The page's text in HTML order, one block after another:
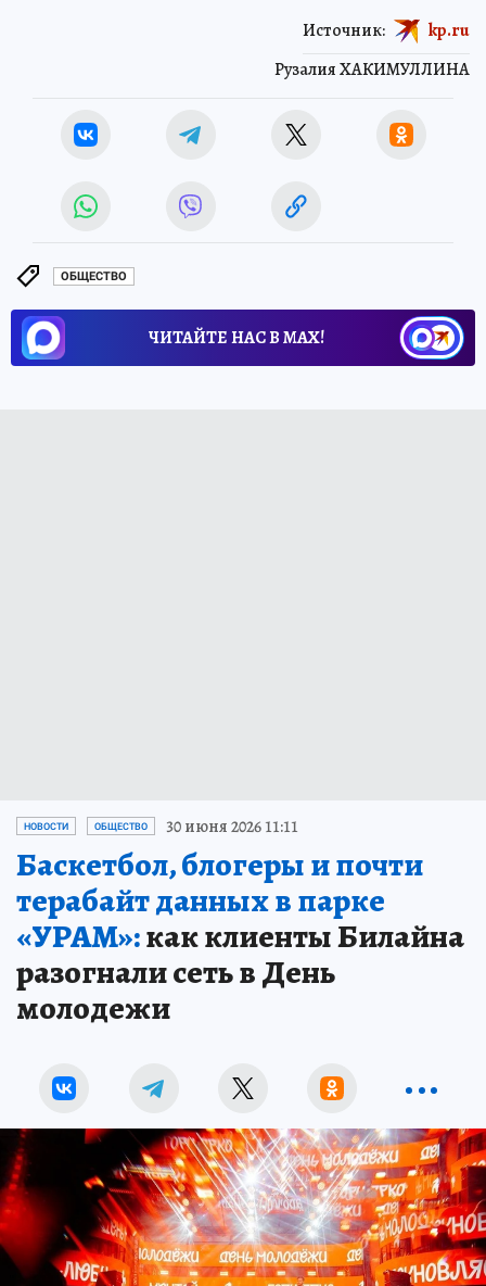
Рузалия ХАКИМУЛЛИНА
Источник: kp.ru
ОБЩЕСТВО
ЧИТАЙТЕ НАС В МАХ!
НОВОСТИ ОБЩЕСТВО 30 июня 2026 11:11
Баскетбол, блогеры и почти
терабайт данных в парке
«УРАМ»:как клиенты Билайна
разогнали сеть в День
молодежи